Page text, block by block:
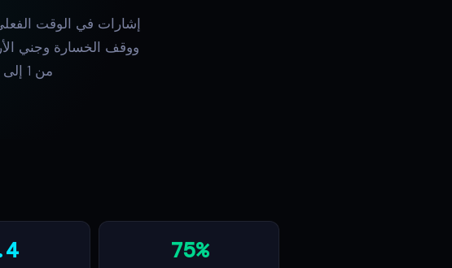
ووقف الخسارة وجني
من 1 إلى 2 مرة يومياً. ابدأ بتجربة مجانية لمدة 7 أيام.
75%